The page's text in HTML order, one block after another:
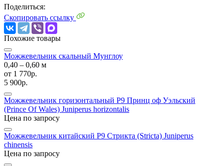
Поделиться:
Скопировать ссылку
Похожие товары
Можжевельник скальный Мунглоу
0,40 ‒ 0,60 м
от 1 770р.
5 900р.
Можжевельник горизонтальный P9 Принц оф Уэльский
(Prince Of Wales) Juniperus horizontalis
Цена по запросу
Можжевельник китайский P9 Стрикта (Stricta) Juniperus
chinensis
Цена по запросу